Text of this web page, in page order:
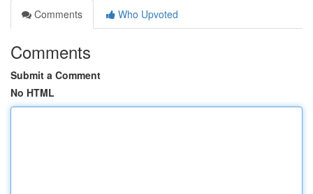
Comments
Who Upvoted
Comments
Submit a Comment
No HTML